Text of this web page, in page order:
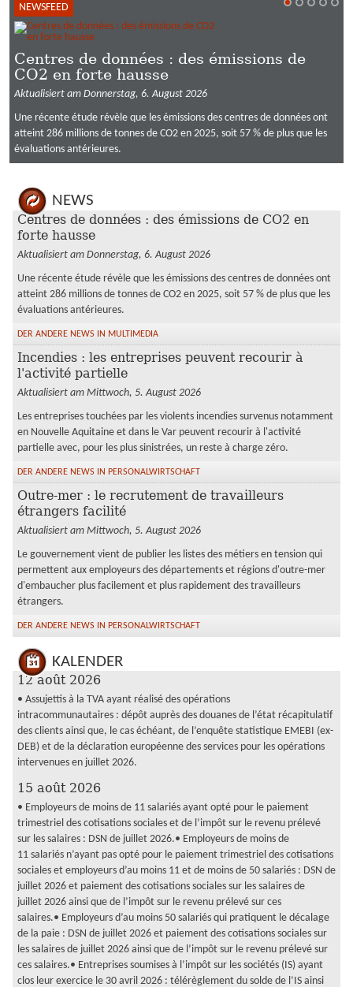
NEWSFEED
Centres de données : des émissions de
CO2 en forte hausse
Aktualisiert am Donnerstag, 6. August 2026
Une récente étude révèle que les émissions des centres de données ont
atteint 286 millions de tonnes de CO2 en 2025, soit 57 % de plus que les
évaluations antérieures.
NEWS
Centres de données : des émissions de CO2 en
forte hausse
Aktualisiert am Donnerstag, 6. August 2026
Une récente étude révèle que les émissions des centres de données ont
atteint 286 millions de tonnes de CO2 en 2025, soit 57 % de plus que les
évaluations antérieures.
DER ANDERE NEWS IN MULTIMEDIA
Incendies : les entreprises peuvent recourir à
l'activité partielle
Aktualisiert am Mittwoch, 5. August 2026
Les entreprises touchées par les violents incendies survenus notamment
en Nouvelle Aquitaine et dans le Var peuvent recourir à l'activité
partielle avec, pour les plus sinistrées, un reste à charge zéro.
DER ANDERE NEWS IN PERSONALWIRTSCHAFT
Outre-mer : le recrutement de travailleurs
étrangers facilité
Aktualisiert am Mittwoch, 5. August 2026
Le gouvernement vient de publier les listes des métiers en tension qui
permettent aux employeurs des départements et régions d'outre-mer
d'embaucher plus facilement et plus rapidement des travailleurs
étrangers.
DER ANDERE NEWS IN PERSONALWIRTSCHAFT
KALENDER
12 août 2026
• Assujettis à la TVA ayant réalisé des opérations
intracommunautaires : dépôt auprès des douanes de l’état récapitulatif
des clients ainsi que, le cas échéant, de l’enquête statistique EMEBI (ex-
DEB) et de la déclaration européenne des services pour les opérations
intervenues en juillet 2026.
15 août 2026
• Employeurs de moins de 11 salariés ayant opté pour le paiement
trimestriel des cotisations sociales et de l’impôt sur le revenu prélevé
sur les salaires : DSN de juillet 2026.• Employeurs de moins de
11 salariés n’ayant pas opté pour le paiement trimestriel des cotisations
sociales et employeurs d’au moins 11 et de moins de 50 salariés : DSN de
juillet 2026 et paiement des cotisations sociales sur les salaires de
juillet 2026 ainsi que de l’impôt sur le revenu prélevé sur ces
salaires.• Employeurs d’au moins 50 salariés qui pratiquent le décalage
de la paie : DSN de juillet 2026 et paiement des cotisations sociales sur
les salaires de juillet 2026 ainsi que de l’impôt sur le revenu prélevé sur
ces salaires.• Entreprises soumises à l’impôt sur les sociétés (IS) ayant
clos leur exercice le 30 avril 2026 : télérèglement du solde de l’IS ainsi